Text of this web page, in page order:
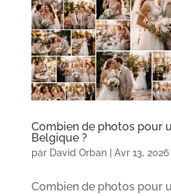
Combien de photos pour
Belgique ?
par David Orban| Avr 13, 2026|
Combien de photos pour